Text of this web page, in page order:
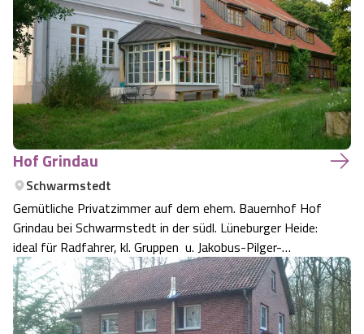
Hof Grindau
Schwarmstedt
Gemütliche Privatzimmer auf dem ehem. Bauernhof Hof
Grindau bei Schwarmstedt in der südl. Lüneburger Heide:
ideal für Radfahrer, kl. Gruppen u. Jakobus-Pilger-
Wanderer.